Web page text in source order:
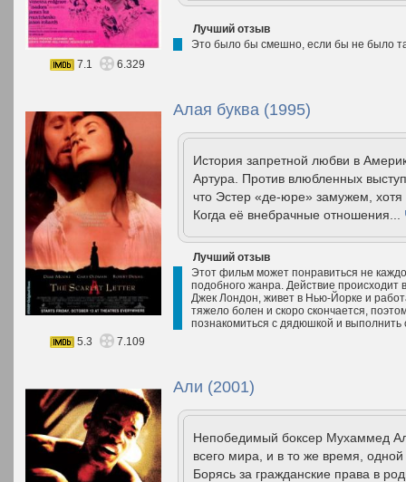
Лучший отзыв
Это было бы смешно, если бы не было
7.1
6.329
Алая буква (1995)
История запретной любви в
Артура. Против влюбленных
что Эстер «де-юре» замужем,
Когда её внебрачные отношения...
Лучший отзыв
Этот фильм может понравиться не
подобного жанра. Действие происходит
Джек Лондон, живет в Нью-Йорке и
тяжело болен и скоро скончается,
познакомиться с дядюшкой и
5.3
7.109
Али (2001)
Непобедимый боксер Мухаммед
всего мира, и в то же время,
Борясь за гражданские права в